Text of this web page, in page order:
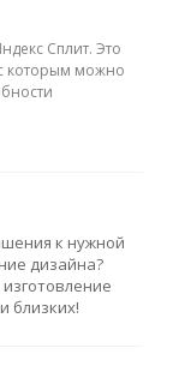
Сплит. Это
которым можно
к нужной
дизайна?
близких!